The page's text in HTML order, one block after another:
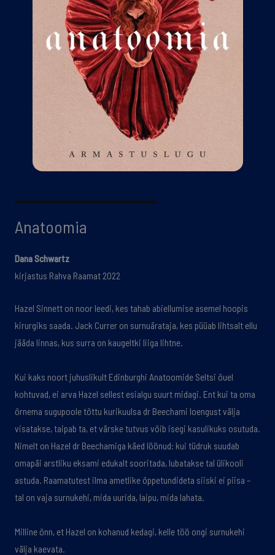
Anatoomia
Dana Schwartz
kirjastus Rahva Raamat 2022
Hazel Sinnett on noor leedi, kes tahab abiellumise asemel hoopis
kirurgiks saada. Jack Currer on surnuärataja, kes püüab lihtsalt ellu
jääda linnas, kus surra on kaugeltki liiga lihtne.
Kui kaks noort juhuslikult Edinburghi Anatoomide Seltsi õuel
kohtuvad, ei arva Hazel sellest esialgu suurt midagi. Ent kui ta oma
õrnema sugupoole tõttu kurikuulsa dr Beechami loengust välja
visatakse, taipab ta, et värske tutvus võib isegi kasulikuks osutuda.
Nimelt on Hazel dr Beechamiga käed löönud: kui tüdruk suudab
omapäi arstliku eksami edukalt sooritada, lubatakse tal ülikooli
astuda. Raamatutest ilma ametlike õppetundideta siiski ei piisa –
tal on vaja surnukehi, mida uurida, laipu, mida lahata.
Milline õnn, et Hazel on kohanud kedagi, kelle töö ongi surnukehi
välja kaevata.